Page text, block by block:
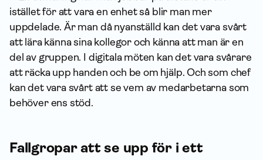
istället för att vara en enhet så blir man mer
uppdelade. Är man då nyanställd kan det vara svårt
att lära känna sina kollegor och känna att man är en
del av gruppen. I digitala möten kan det vara svårare
att räcka upp handen och be om hjälp. Och som chef
kan det vara svårt att se vem av medarbetarna som
behöver ens stöd.
Fallgropar att se upp för i ett